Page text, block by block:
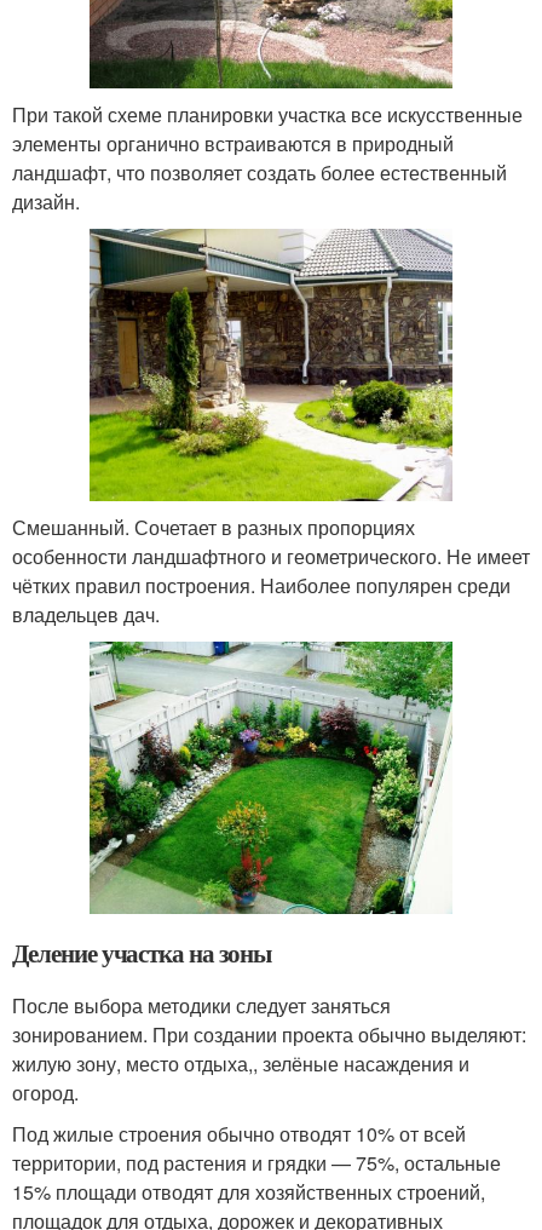
При такой схеме планировки участка все искусственные
элементы органично встраиваются в природный
ландшафт, что позволяет создать более естественный
дизайн.
Смешанный. Сочетает в разных пропорциях
особенности ландшафтного и геометрического. Не имеет
чётких правил построения. Наиболее популярен среди
владельцев дач.
Деление участка на зоны
После выбора методики следует заняться
зонированием. При создании проекта обычно выделяют:
жилую зону, место отдыха,, зелёные насаждения и
огород.
Под жилые строения обычно отводят 10% от всей
территории, под растения и грядки — 75%, остальные
15% площади отводят для хозяйственных строений,
площадок для отдыха, дорожек и декоративных